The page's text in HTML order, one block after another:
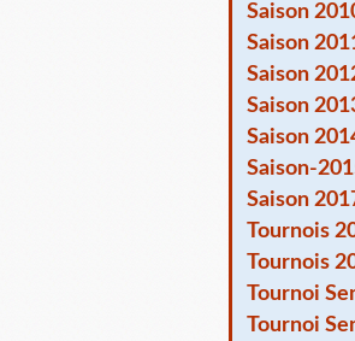
Saison
Saison
Saison
Saison
Saison
Saison-
Saison
Tournois
Tournois
Tournoi
Tournoi